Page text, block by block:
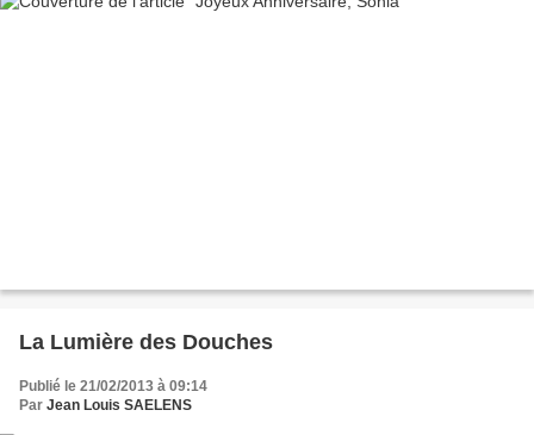
La Lumière des Douches
Publié le 21/02/2013 à 09:14
Par Jean Louis SAELENS